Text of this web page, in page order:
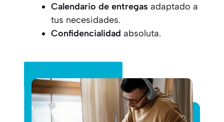
Calendario de entregas adaptado a
tus necesidades.
Confidencialidad absoluta.
Pide tu presupuesto